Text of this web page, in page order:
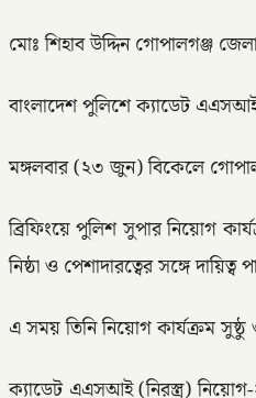
মোঃ শিহাব উদ্দিন গোপালগঞ্জ জেলা
বাংলাদেশ পুলিশে ক্যাডেট এএসআই
মঙ্গলবার (২৩ জুন) বিকেলে
ব্রিফিংয়ে পুলিশ সুপার নিয়োগ
নিষ্ঠা ও পেশাদারত্বের সঙ্গে
এ সময় তিনি নিয়োগ কার্যক্রম সুষ্ঠু
ক্যাডেট এএসআই (নিরস্ত্র)